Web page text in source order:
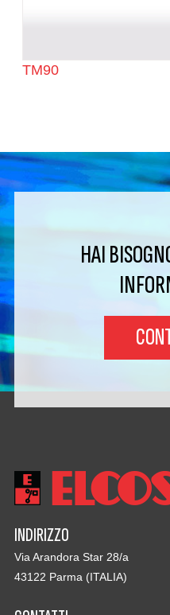
TM90
HAI
INDIRIZZO
Via Arandora Star 28/a
43122 Parma (ITALIA)